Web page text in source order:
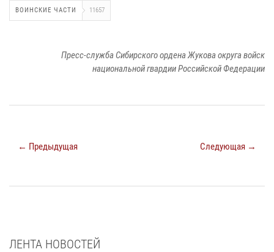
ВОИНСКИЕ ЧАСТИ 11657
Пресс-служба Сибирского ордена Жукова округа войск
национальной гвардии Российской Федерации
← Предыдущая Следующая →
ЛЕНТА НОВОСТЕЙ